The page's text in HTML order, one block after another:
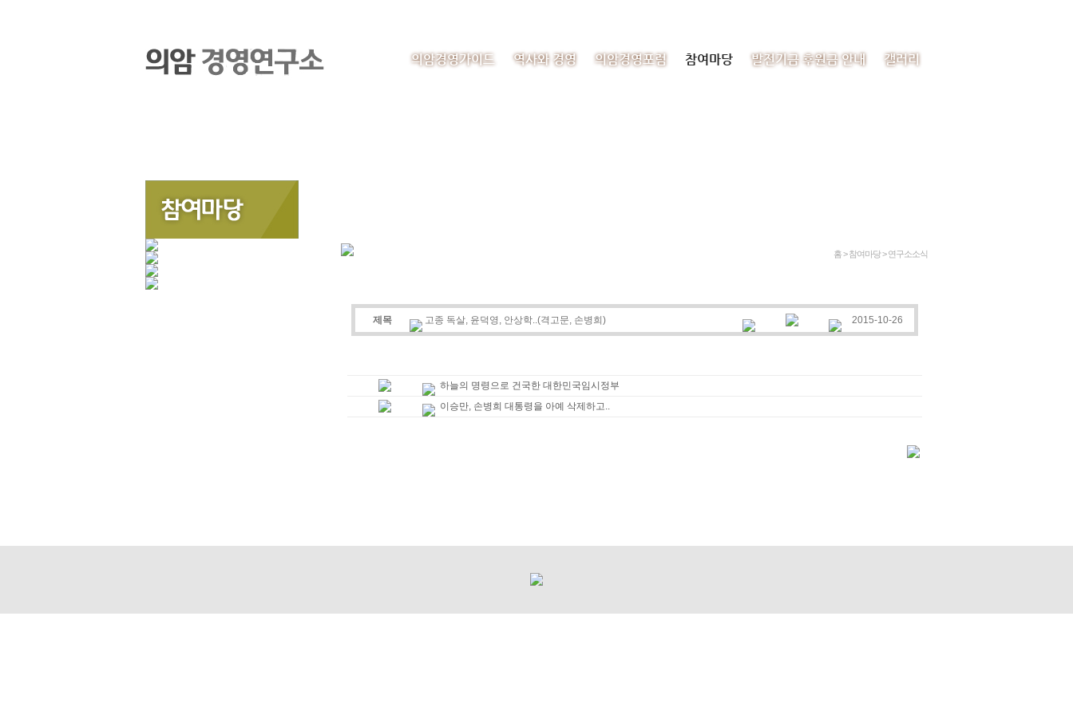
의암경영가이드 역사와 경영 의암경영포럼 참여마당 발전기금 후원금 안내 갤러리
홈 > 참여마당 >연구소소식
제목 고종 독살, 윤덕영, 안상학..(격고문, 손병희) 2015-10-26
하늘의 명령으로 건국한 대한민국임시정부
이승만, 손병희 대통령을 아예 삭제하고..